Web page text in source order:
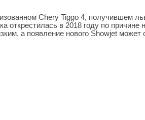
Chery Tiggo 4, получившем
открестилась в 2018 году по
а появление нового Showjet